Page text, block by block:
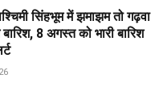
सिंहभूम में झमाझम तो गढ़वा
8 अगस्त को भारी बारिश